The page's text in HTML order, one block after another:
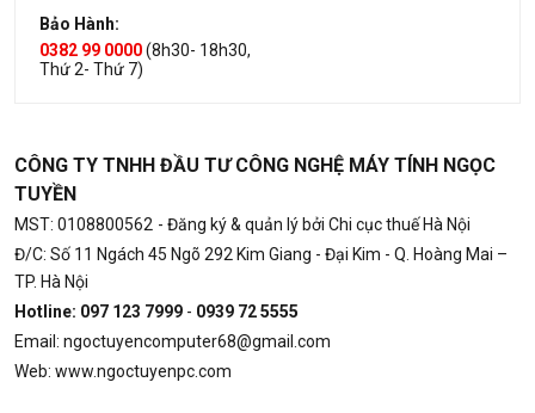
Bảo Hành:
0382 99 0000(8h30- 18h30,
Thứ 2- Thứ 7)
CÔNG TY TNHH ĐẦU TƯ CÔNG NGHỆ MÁY TÍNH NGỌC
TUYỀN
MST: 0108800562 - Đăng ký & quản lý bởi Chi cục thuế Hà Nội
Đ/C: Số 11 Ngách 45 Ngõ 292 Kim Giang - Đại Kim - Q. Hoàng Mai –
TP. Hà Nội
Hotline: 097 123 7999 - 0939 72 5555
Email: ngoctuyencomputer68@gmail.com
Web: www.ngoctuyenpc.com